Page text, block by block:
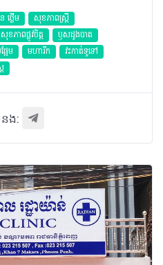
ថ្លើម
សុខភាពស្រ្តី
សុខភាពផ្លូវចិត្ត
ឫសដូងបាត
ែម មហារីក​
វះកាត់ទូទៅ
ង: